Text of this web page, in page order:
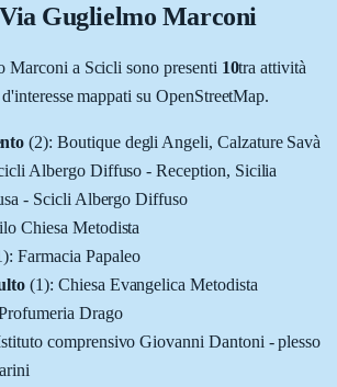
Via Guglielmo Marconi
Marconi a Scicli sono presenti 10tra attività
mappati su OpenStreetMap.
(2):Boutique degli Angeli, Calzature Savà
Albergo Diffuso - Reception, Sicilia
- Scicli Albergo Diffuso
Chiesa Metodista
):Farmacia Papaleo
(1): Chiesa Evangelica Metodista
Drago
comprensivo Giovanni Dantoni - plesso